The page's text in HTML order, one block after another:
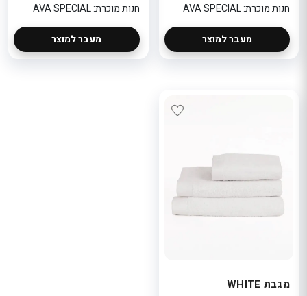
חנות מוכרת: AVA SPECIAL
מעבר למוצר
חנות מוכרת: AVA SPECIAL
מעבר למוצר
מגבת WHITE